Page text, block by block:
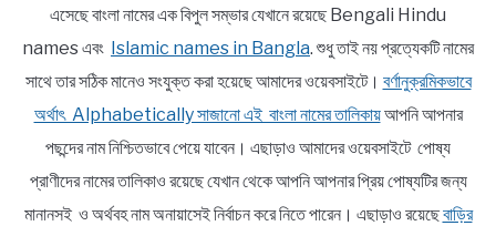
এসেছে বাংলা নামের এক বিপুল সম্ভার যেখানে রয়েছে Bengali Hindu
names এবং Islamic names in Bangla. শুধু তাই নয় প্রত্যেকটি নামের
সাথে তার সঠিক মানেও সংযুক্ত করা হয়েছে আমাদের ওয়েবসাইটে। বর্ণানুক্রমিকভাবে
অর্থাৎ Alphabetically সাজানো এই বাংলা নামের তালিকায়আপনি আপনার
পছন্দের নাম নিশ্চিতভাবে পেয়ে যাবেন। এছাড়াও আমাদের ওয়েবসাইটে পোষ্য
প্রাণীদের নামের তালিকাও রয়েছে যেখান থেকে আপনি আপনার প্রিয় পোষ্যটির জন্য
মানানসই ও অর্থবহ নাম অনায়াসেই নির্বাচন করে নিতে পারেন। এছাড়াও রয়েছেবাড়ির